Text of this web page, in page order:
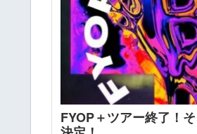
FYOP＋ツアー終了！